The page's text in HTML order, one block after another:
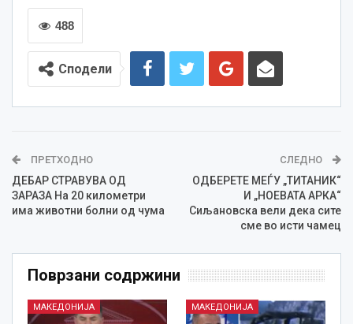
488
Сподели
ПРЕТХОДНО
ДЕБАР СТРАВУВА ОД
ЗАРАЗА На 20 километри
има животни болни од чума
СЛЕДНО
ОДБЕРЕТЕ МЕЃУ „ТИТАНИК“
И „НОЕВАТА АРКА“
Сиљановска вели дека сите
сме во исти чамец
Поврзани содржини
МАКЕДОНИЈА МАКЕДОНИЈА